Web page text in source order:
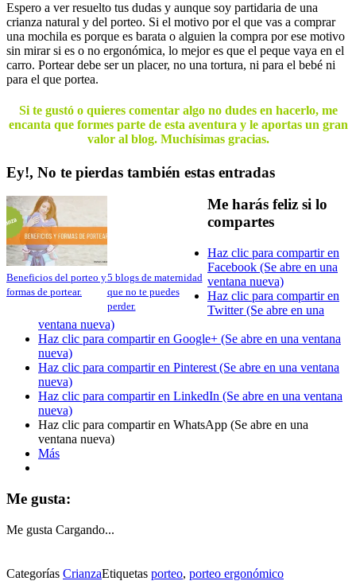
Espero a ver resuelto tus dudas y aunque soy partidaria de una
crianza natural y del porteo. Si el motivo por el que vas a comprar
una mochila es porque es barata o alguien la compra por ese motivo
sin mirar si es o no ergonómica, lo mejor es que el peque vaya en el
carro. Portear debe ser un placer, no una tortura, ni para el bebé ni
para el que portea.
Si te gustó o quieres comentar algo no dudes en hacerlo, me
encanta que formes parte de esta aventura y le aportas un gran
valor al blog. Muchísimas gracias.
Ey!, No te pierdas también estas entradas
Beneficios del porteo y
formas de portear.
5 blogs de maternidad
que no te puedes
perder.
Me harás feliz si lo
compartes
Haz clic para compartir en
Facebook (Se abre en una
ventana nueva)
Haz clic para compartir en
Twitter (Se abre en una
ventana nueva)
Haz clic para compartir en Google+ (Se abre en una ventana
nueva)
Haz clic para compartir en Pinterest (Se abre en una ventana
nueva)
Haz clic para compartir en LinkedIn (Se abre en una ventana
nueva)
Haz clic para compartir en WhatsApp (Se abre en una
ventana nueva)
Más
Me gusta:
Me gusta Cargando...
Categorías CrianzaEtiquetas porteo, porteo ergonómico